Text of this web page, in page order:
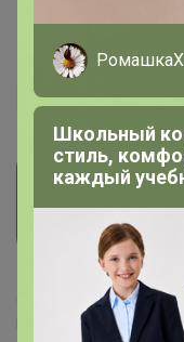
Косметичка
с 2 отделами, с
193,5р
Прием
мне нравится
только он
Делая заказ, Вы
регламентом выкупа
РомашкаХ
Школьный
стиль,
каждый